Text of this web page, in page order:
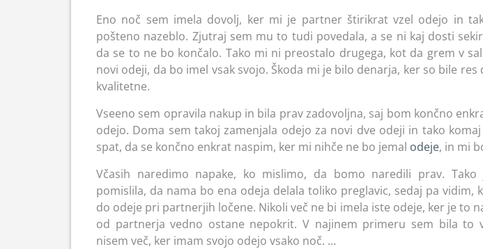
Eno noč sem imela dovolj, ker mi je partner štirikrat vzel odejo in
pošteno nazeblo. Zjutraj sem mu to tudi povedala, a se ni kaj dosti
da se to ne bo končalo. Tako mi ni preostalo drugega, kot da grem v
novi odeji, da bo imel vsak svojo. Škoda mi je bilo denarja, ker so bile res
kvalitetne.
Vseeno sem opravila nakup in bila prav zadovoljna, saj bom končno
odejo. Doma sem takoj zamenjala odejo za novi dve odeji in tako
spat, da se končno enkrat naspim, ker mi nihče ne bo jemal odeje, in mi
Včasih naredimo napake, ko mislimo, da bomo naredili prav.
pomislila, da nama bo ena odeja delala toliko preglavic, sedaj pa vidim,
do odeje pri partnerjih ločene. Nikoli več ne bi imela iste odeje, ker je to
od partnerja vedno ostane nepokrit. V najinem primeru sem bila to
nisem več, ker imam svojo odejo vsako noč. …